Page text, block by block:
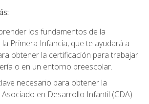
los fundamentos de la
la Primera Infancia, que te ayudará a
obtener la certificación para trabajar
o en un entorno preescolar.
necesario para obtener la
en Desarrollo Infantil (CDA)